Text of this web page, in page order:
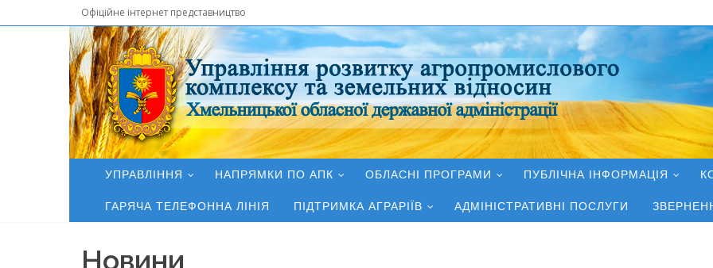
Офіційне інтернет представництво
УПРАВЛІННЯ НАПРЯМКИ ПО АПК ОБЛАСНІ ПРОГРАМИ ПУБЛІЧНА ІНФОРМАЦІЯ
ГАРЯЧА ТЕЛЕФОННА ЛІНІЯ ПІДТРИМКА АГРАРІЇВ АДМІНІСТРАТИВНІ ПОСЛУГИ
Новини